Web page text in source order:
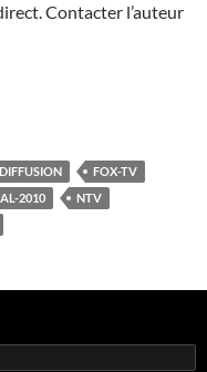
Contacter l’auteur
DIFFUSION
FOX-TV
2010
NTV